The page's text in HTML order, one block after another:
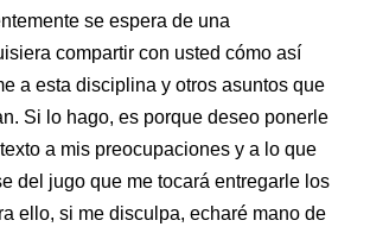
se espera de una
compartir con usted cómo así
a esta disciplina y otros asuntos que
Si lo hago, es porque deseo ponerle
a mis preocupaciones y a lo que
del jugo que me tocará entregarle los
ello, si me disculpa, echaré mano de